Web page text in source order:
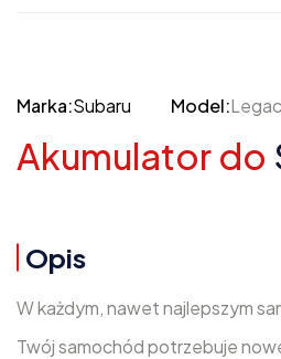
Marka:Subaru Model:
Akumulator do
Opis
W każdym, nawet najlepszym
Twój samochód potrzebuje